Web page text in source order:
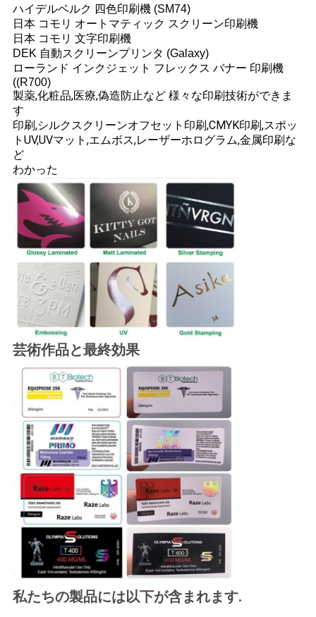
ハイデルベルク 四色印刷機 (SM74)
日本 コモリ オートマティック スクリーン印刷機
日本 コモリ 文字印刷機
DEK 自動スクリーンプリンタ (Galaxy)
ローランド インクジェット フレックス バナー 印刷機
((R700)
製薬,化粧品,医療,偽造防止など 様々な印刷技術ができま
す
印刷,シルクスクリーンオフセット印刷,CMYK印刷,スポッ
トUV,UVマット,エムボス,レーザーホログラム,金属印刷な
ど
わかった
芸術作品と最終効果
私たちの製品には以下が含まれます.